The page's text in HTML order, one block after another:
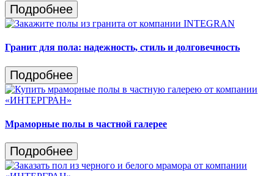
Подробнее
Гранит для пола: надежность, стиль и долговечность
Подробнее
Мраморные полы в частной галерее
Подробнее